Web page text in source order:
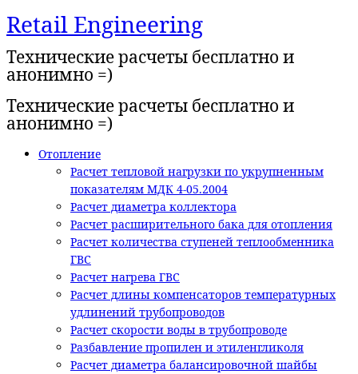
Перейти
к
содержимому
Retail Engineering
Технические расчеты бесплатно и
анонимно =)
Технические расчеты бесплатно и
анонимно =)
Отопление
Расчет тепловой нагрузки по укрупненным
показателям МДК 4-05.2004
Расчет диаметра коллектора
Расчет расширительного бака для отопления
Расчет количества ступеней теплообменника
ГВС
Расчет нагрева ГВС
Расчет длины компенсаторов температурных
удлинений трубопроводов
Расчет скорости воды в трубопроводе
Разбавление пропилен и этиленгликоля
Расчет диаметра балансировочной шайбы